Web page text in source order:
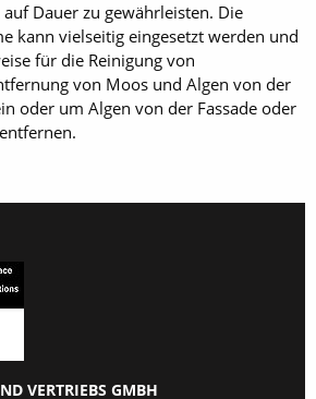
Dauer zu gewährleisten. Die
kann vielseitig eingesetzt werden und
für die Reinigung von
von Moos und Algen von der
oder um Algen von der Fassade oder
VERTRIEBS GMBH